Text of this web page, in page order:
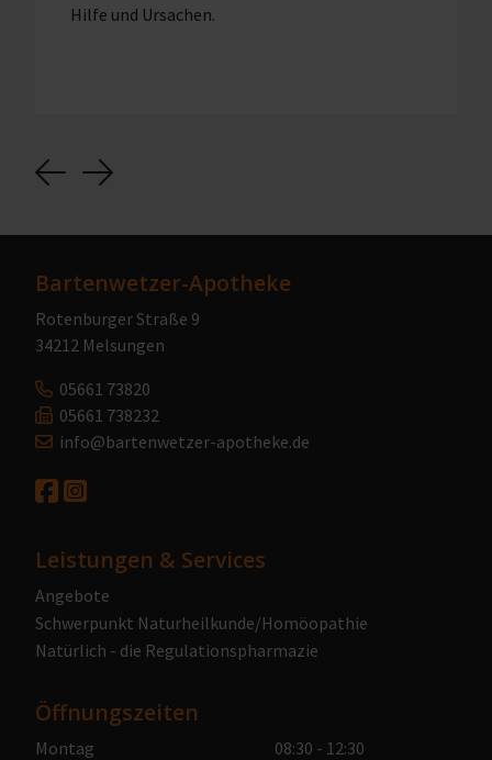
Hilfe und Ursachen.
Previous
Next
Bartenwetzer-Apotheke
Rotenburger Straße 9
34212 Melsungen
05661 73820
05661 738232
info@bartenwetzer-apotheke.de
Leistungen & Services
Angebote
Schwerpunkt Naturheilkunde/Homöopathie
Natürlich - die Regulationspharmazie
Öffnungszeiten
Montag
08:30 - 12:30